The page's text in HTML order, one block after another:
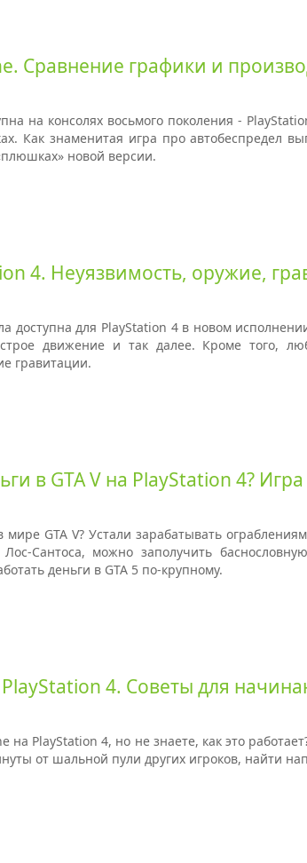
Сравнение графики и
на консолях восьмого поколения -
Как знаменитая игра про автобеспредел
новой версии.
4. Неуязвимость, оружие,
доступна для PlayStation 4 в новом
движение и так далее. Кроме того,
гравитации.
в GTA V на PlayStation 4?
GTA V? Устали зарабатывать
Сантоса, можно заполучить
деньги в GTA 5 по-крупному.
PlayStation 4. Советы для
на PlayStation 4, но не знаете, как это
от шальной пули других игроков, найти